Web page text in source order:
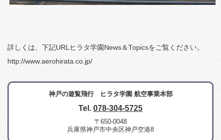
詳しくは、下記URLヒラタ学園News＆Topicsをご覧ください。
http://www.aerohirata.co.jp/
神戸の遊覧飛行 ヒラタ学園 航空事業本部
Tel. 078-304-5725
〒650-0048
兵庫県神戸市中央区神戸空港8